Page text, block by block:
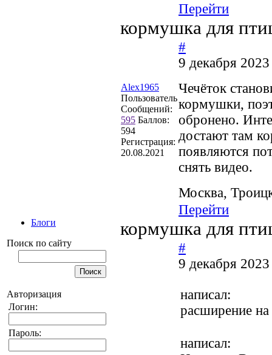
Блоги
Поиск по сайту
Авторизация
Логин:
Пароль:
Перейти
кормушка для
Alex1965
Пользователь
Сообщений:
595 Баллов:
594
Регистрация:
20.08.2021
#
9 декабря
Чечёток
кормушки,
обронено.
достают там
появляются
снять видео.
Москва,
Перейти
кормушка для
#
9 декабря
написал:
расширение на
написал: